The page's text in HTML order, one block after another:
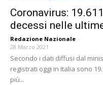
Coronavirus:
decessi nelle
Redazione Nazionale -
28 Marzo 2021
Secondo i dati diffusi dal
registrati oggi in Italia sono
più...